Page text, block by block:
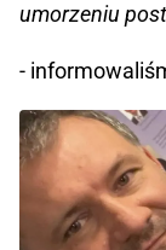
umorzeniu
-